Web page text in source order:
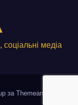
медіа
заThemeansar